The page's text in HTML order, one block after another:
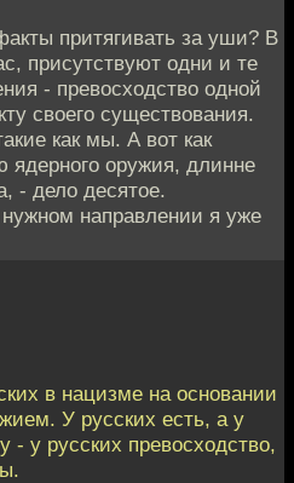
притягивать за уши? В
присутствуют одни и те
- превосходство одной
своего существования.
как мы. А вот как
ядерного оружия, длинне
- дело десятое.
направлении я уже
в нацизме на основании
У русских есть, а у
- у русских превосходство,